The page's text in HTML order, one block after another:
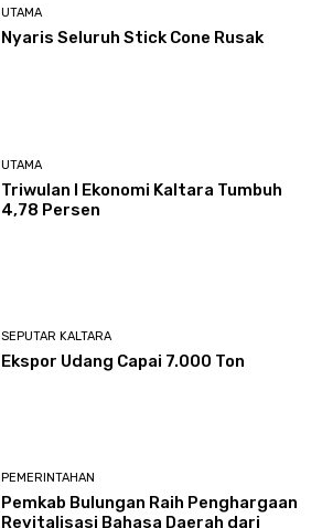
UTAMA
Nyaris Seluruh Stick Cone Rusak
UTAMA
Triwulan I Ekonomi Kaltara Tumbuh
4,78 Persen
SEPUTAR KALTARA
Ekspor Udang Capai 7.000 Ton
PEMERINTAHAN
Pemkab Bulungan Raih Penghargaan
Revitalisasi Bahasa Daerah dari